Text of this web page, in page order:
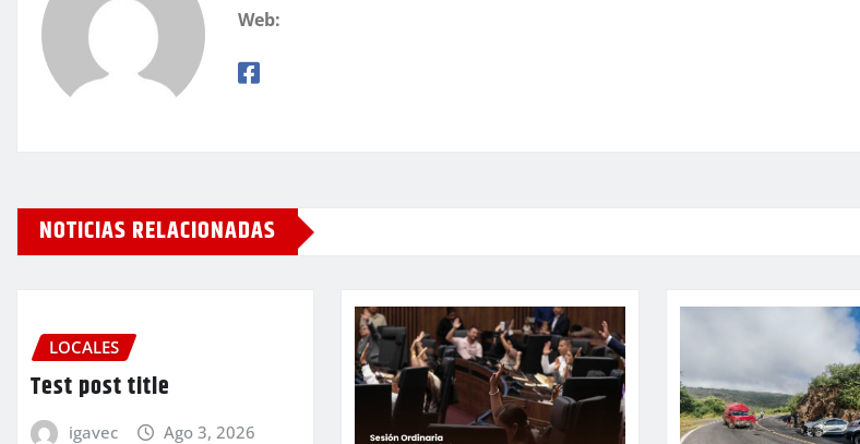
Web:
NOTICIAS RELACIONADAS
LOCALES
Test post title
igavec Ago 3, 2026